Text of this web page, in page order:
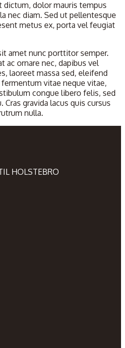
dictum, dolor mauris tempus
nec diam. Sed ut pellentesque
metus ex, porta vel feugiat
amet nunc porttitor semper.
ac ornare nec, dapibus vel
laoreet massa sed, eleifend
vitae neque vitae,
congue libero felis, sed
gravida lacus quis cursus
nulla.
HOLSTEBRO